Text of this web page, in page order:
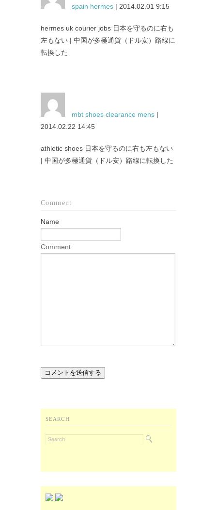
spain hermes | 2014.02.01 9:15
hermes uk courier jobs 日本を守るのに右も
左もない | 中国が多極通貨（ドル安）路線に
転換した
mbt shoes clearance mens |
2014.02.22 14:45
athletic shoes 日本を守るのに右も左もない
| 中国が多極通貨（ドル安）路線に転換した
Comment
Name
Comment
SEARCH